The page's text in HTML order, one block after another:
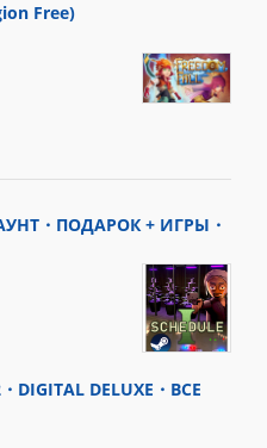
Free)
・ПОДАРОК + ИГРЫ・
DIGITAL DELUXE・ВСЕ